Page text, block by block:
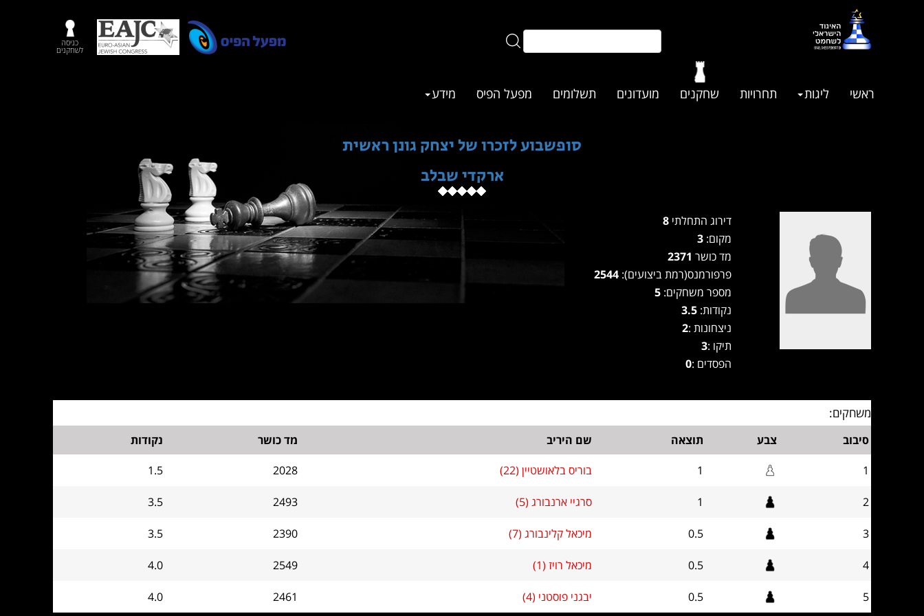
כניסה
לשחקנים
ראשי ליגות תחרויות שחקנים מועדונים תשלומים מפעל הפיס מידע
סופשבוע לזכרו של יצחק גונן ראשית
ארקדי שבלב
דירוג התחלתי 8
מקום: 3
מד כושר
פרפורמנס(רמת ביצועים): 2544
מספר משחקים: 5
נקודות:3.5
ניצחונות :2
תיקו :3
הפסדים :0
משחקים:
סיבוב צבע תוצאה שם היריב מד כושר
נקודות
1
1 בוריס בלאושטיין (22) 2028
1.5
2
1 סרגיי ארנבורג (5) 2493
3.5
3
0.5 מיכאל קלינבורג (7) 2390
3.5
4
0.5 מיכאל רויז (1) 2549
4.0
5
0.5 יבגני פוסטני (4) 2461
4.0